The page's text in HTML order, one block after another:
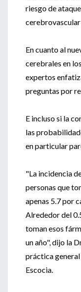
riesgo de
En cuanto al
cerebrales en
expertos
preguntas por
E incluso si la
las
en particular
"La incidencia
personas que
apenas 5.7 por
Alrededor del
toman esos
un año", dijo la
práctica
Escocia.